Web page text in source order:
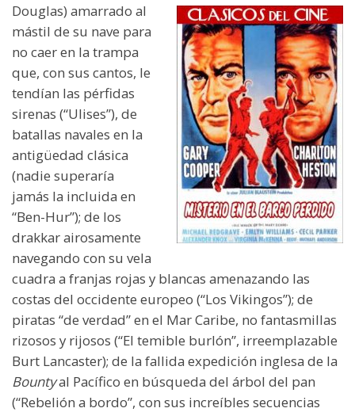
Douglas) amarrado al
mástil de su nave para
no caer en la trampa
que, con sus cantos, le
tendían las pérfidas
sirenas (“Ulises”), de
batallas navales en la
antigüedad clásica
(nadie superaría
jamás la incluida en
“Ben-Hur”); de los
drakkar airosamente
navegando con su vela
cuadra a franjas rojas y blancas amenazando las
costas del occidente europeo (“Los Vikingos”); de
piratas “de verdad” en el Mar Caribe, no fantasmillas
rizosos y rijosos (“El temible burlón”, irreemplazable
Burt Lancaster); de la fallida expedición inglesa de la
Bountyal Pacífico en búsqueda del árbol del pan
(“Rebelión a bordo”, con sus increíbles secuencias